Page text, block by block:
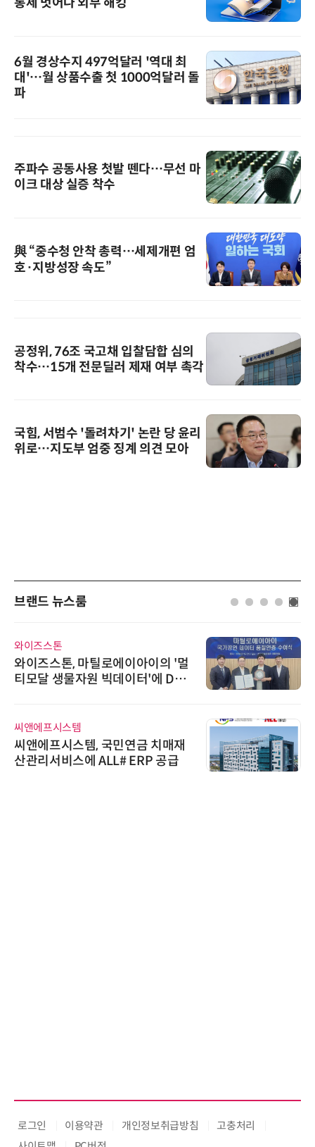
6월 경상수지 497억달러 '역대 최
대'…월 상품수출 첫 1000억달러 돌
파
주파수 공동사용 첫발 뗀다…무선 마
이크 대상 실증 착수
與 “중수청 안착 총력…세제개편 엄
호·지방성장 속도”
공정위, 76조 국고채 입찰담합 심의
착수…15개 전문딜러 제재 여부 촉각
국힘, 서범수 '돌려차기' 논란 당 윤리
위로…지도부 엄중 징계 의견 모아
브랜드 뉴스룸
와이즈스톤
와이즈스톤, 마틸로에이아이의 '멀
티모달 생물자원 빅데이터'에 DQ
씨앤에프시스템
씨앤에프시스템, 국민연금 치매재
산관리서비스에 ALL# ERP 공급
로그인 이용약관 개인정보취급방침
고충처리